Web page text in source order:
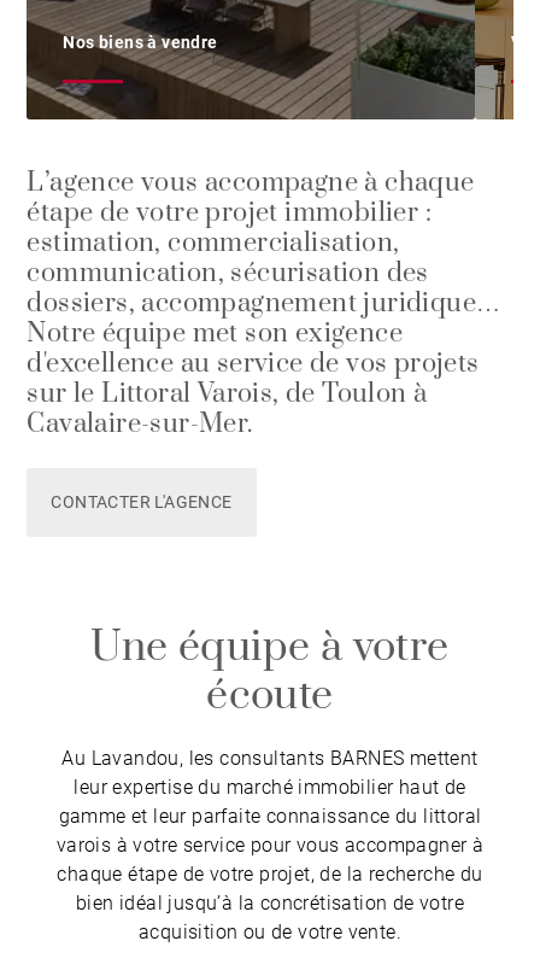
Nos biens à vendre
L’agence vous accompagne à chaque
étape de votre projet immobilier :
estimation, commercialisation,
communication, sécurisation des
dossiers, accompagnement juridique…
Notre équipe met son exigence
d'excellence au service de vos projets
sur le Littoral Varois, de Toulon à
Cavalaire-sur-Mer.
CONTACTER L'AGENCE
Une équipe à votre
écoute
Au Lavandou, les consultants BARNES mettent
leur expertise du marché immobilier haut de
gamme et leur parfaite connaissance du littoral
varois à votre service pour vous accompagner à
chaque étape de votre projet, de la recherche du
bien idéal jusqu’à la concrétisation de votre
acquisition ou de votre vente.